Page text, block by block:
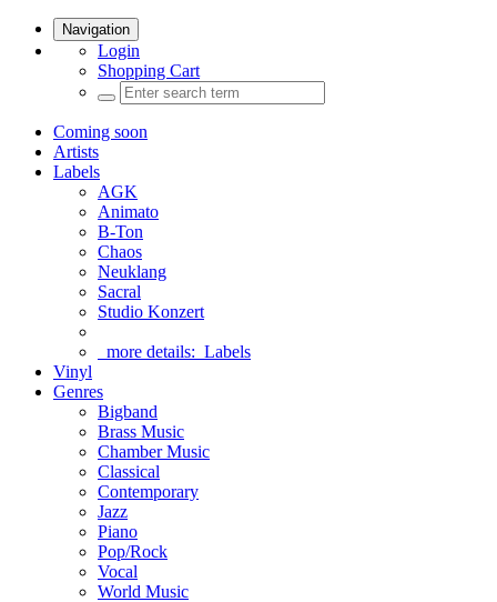
Navigation
Login
Shopping Cart
Coming soon
Artists
Labels
AGK
Animato
B-Ton
Chaos
Neuklang
Sacral
Studio Konzert
more details: Labels
Vinyl
Genres
Bigband
Brass Music
Chamber Music
Classical
Contemporary
Jazz
Piano
Pop/Rock
Vocal
World Music